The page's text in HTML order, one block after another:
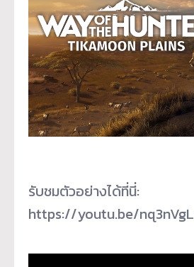
รับชมตัวอย่างได้ที่นี่:
https://youtu.be/